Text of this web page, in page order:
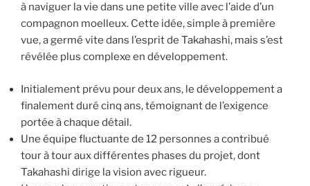
à naviguer la vie dans une petite ville avec l’aide d’un
compagnon moelleux. Cette idée, simple à première
vue, a germé vite dans l’esprit de Takahashi, mais s’est
révélée plus complexe en développement.
Initialement prévu pour deux ans, le développement a
finalement duré cinq ans, témoignant de l’exigence
portée à chaque détail.
Une équipe fluctuante de 12 personnes a contribué
tour à tour aux différentes phases du projet, dont
Takahashi dirige la vision avec rigueur.